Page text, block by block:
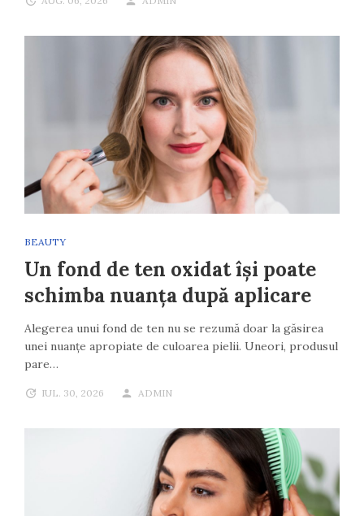
BEAUTY
Un fond de ten oxidat își poate
schimba nuanța după aplicare
Alegerea unui fond de ten nu se rezumă doar la găsirea
unei nuanțe apropiate de culoarea pielii. Uneori, produsul
pare…
IUL. 30, 2026 ADMIN